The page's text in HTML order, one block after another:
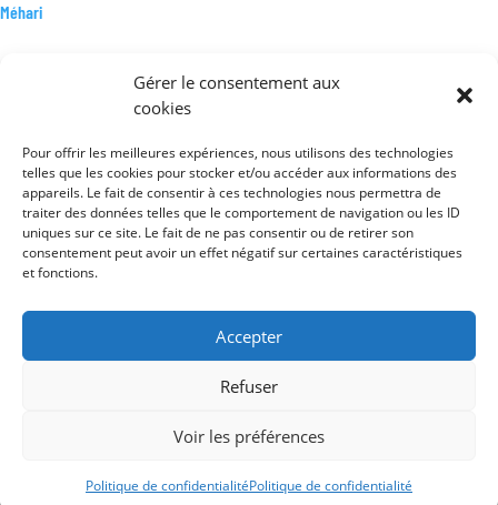
Gérer le consentement aux
cookies
Pour offrir les meilleures expériences, nous utilisons des technologies
telles que les cookies pour stocker et/ou accéder aux informations des
appareils. Le fait de consentir à ces technologies nous permettra de
traiter des données telles que le comportement de navigation ou les ID
uniques sur ce site. Le fait de ne pas consentir ou de retirer son
consentement peut avoir un effet négatif sur certaines caractéristiques
et fonctions.
Accepter
Refuser
Voir les préférences
Politique de confidentialitéPolitique de confidentialité
AVANT
Méhari
Mentions légales
Conditions générales de vente
Politique de confidentialité